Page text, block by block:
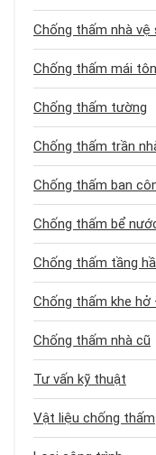
Chống thấm nhà vệ
Chống thấm mái tôn
Chống thấm tường
Chống thấm trần
Chống thấm ban
Chống thấm bể
Chống thấm tầng
Chống thấm khe hở
Chống thấm nhà cũ
Tư vấn kỹ thuật
Vật liệu chống thấm